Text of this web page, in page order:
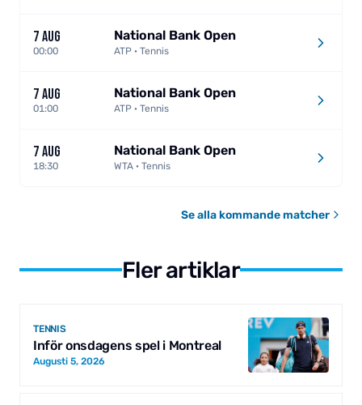
7 AUG
00:00
National Bank Open
ATP · Tennis
7 AUG
01:00
National Bank Open
ATP · Tennis
7 AUG
18:30
National Bank Open
WTA · Tennis
Se alla kommande matcher
Fler artiklar
TENNIS
Inför onsdagens spel i Montreal
Augusti 5, 2026